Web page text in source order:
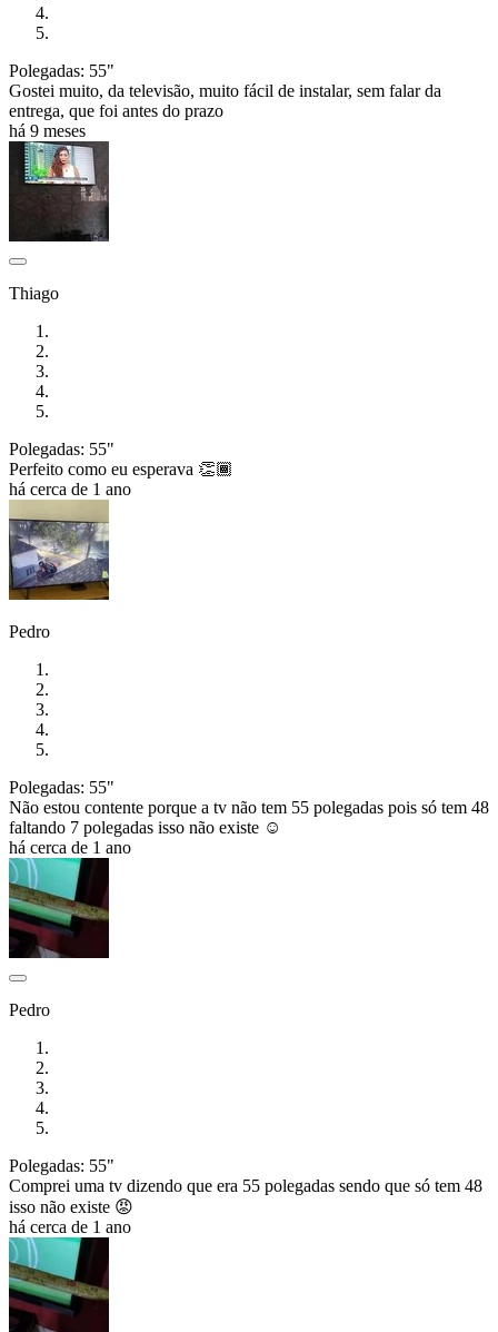
Polegadas: 55"
Gostei muito, da televisão, muito fácil de instalar, sem falar da
entrega, que foi antes do prazo
há 9 meses
Thiago
Polegadas: 55"
Perfeito como eu esperava 👏🏾
há cerca de 1 ano
Pedro
Polegadas: 55"
Não estou contente porque a tv não tem 55 polegadas pois só tem 48
faltando 7 polegadas isso não existe ☺️
há cerca de 1 ano
Pedro
Polegadas: 55"
Comprei uma tv dizendo que era 55 polegadas sendo que só tem 48
isso não existe 😡
há cerca de 1 ano